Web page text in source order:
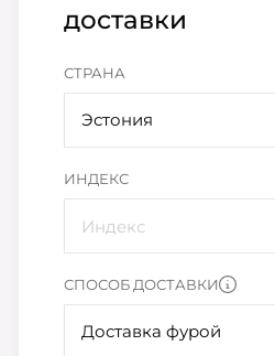
доставки
СТРАНА
Эстония
ИНДЕКС
СПОСОБ ДОСТАВКИ
Доставка фурой